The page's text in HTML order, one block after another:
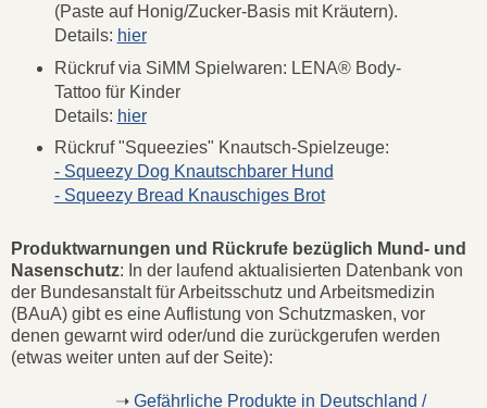
(Paste auf Honig/Zucker-Basis mit Kräutern).
Details: hier
Rückruf via SiMM Spielwaren: LENA® Body-
Tattoo für Kinder
Details: hier
Rückruf "Squeezies" Knautsch-Spielzeuge:
- Squeezy Dog Knautschbarer Hund
- Squeezy Bread Knauschiges Brot
Produktwarnungen und Rückrufe bezüglich Mund- und
Nasenschutz: In der laufend aktualisierten Datenbank von
der Bundesanstalt für Arbeitsschutz und Arbeitsmedizin
(BAuA) gibt es eine Auflistung von Schutzmasken, vor
denen gewarnt wird oder/und die zurückgerufen werden
(etwas weiter unten auf der Seite):
➝ Gefährliche Produkte in Deutschland /